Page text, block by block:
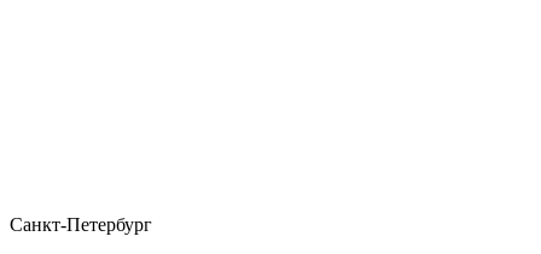
Санкт-Петербург